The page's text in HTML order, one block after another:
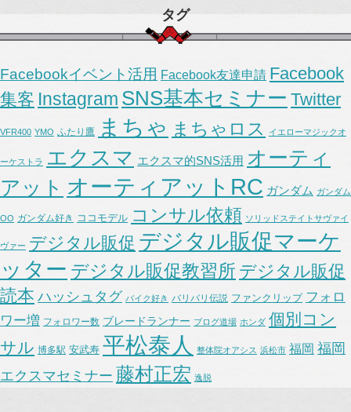
タグ
Facebookイベント活用 Facebook友達申請 Facebook
集客 Instagram SNS基本セミナー Twitter
VFR400 YMO ふたり鷹 まちゃ まちゃロス イエローマジックオ
ーケストラ エクスマ エクスマ的SNS活用 オーティ
アット オーティアットRC ガンダム ガンダム
OO ガンダム好き ココモデル コンサル依頼 ソリッドステイトサヴァイ
ヴァー デジタル販促 デジタル販促マーケ
ッター デジタル販促教習所 デジタル販促
読本 ハッシュタグ バイク好き バリバリ伝説 ファンクリップ フォロ
ワー増 フォロワー数 ブレードランナー ブログ道場 ホンダ 個別コン
サル 博多駅 安武寿 平松泰人 整体院オアシス 浜松市 福岡 福岡
エクスマセミナー 藤村正宏 逸脱